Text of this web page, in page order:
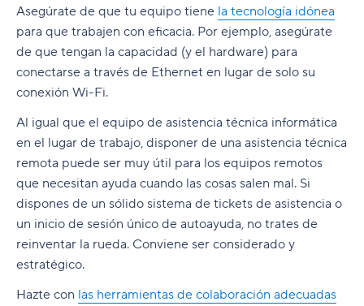
Asegúrate de que tu equipo tiene la tecnología idónea
para que trabajen con eficacia. Por ejemplo, asegúrate
de que tengan la capacidad (y el hardware) para
conectarse a través de Ethernet en lugar de solo su
conexión Wi-Fi.
Al igual que el equipo de asistencia técnica informática
en el lugar de trabajo, disponer de una asistencia técnica
remota puede ser muy útil para los equipos remotos
que necesitan ayuda cuando las cosas salen mal. Si
dispones de un sólido sistema de tickets de asistencia o
un inicio de sesión único de autoayuda, no trates de
reinventar la rueda. Conviene ser considerado y
estratégico.
Hazte con las herramientas de colaboración adecuadas